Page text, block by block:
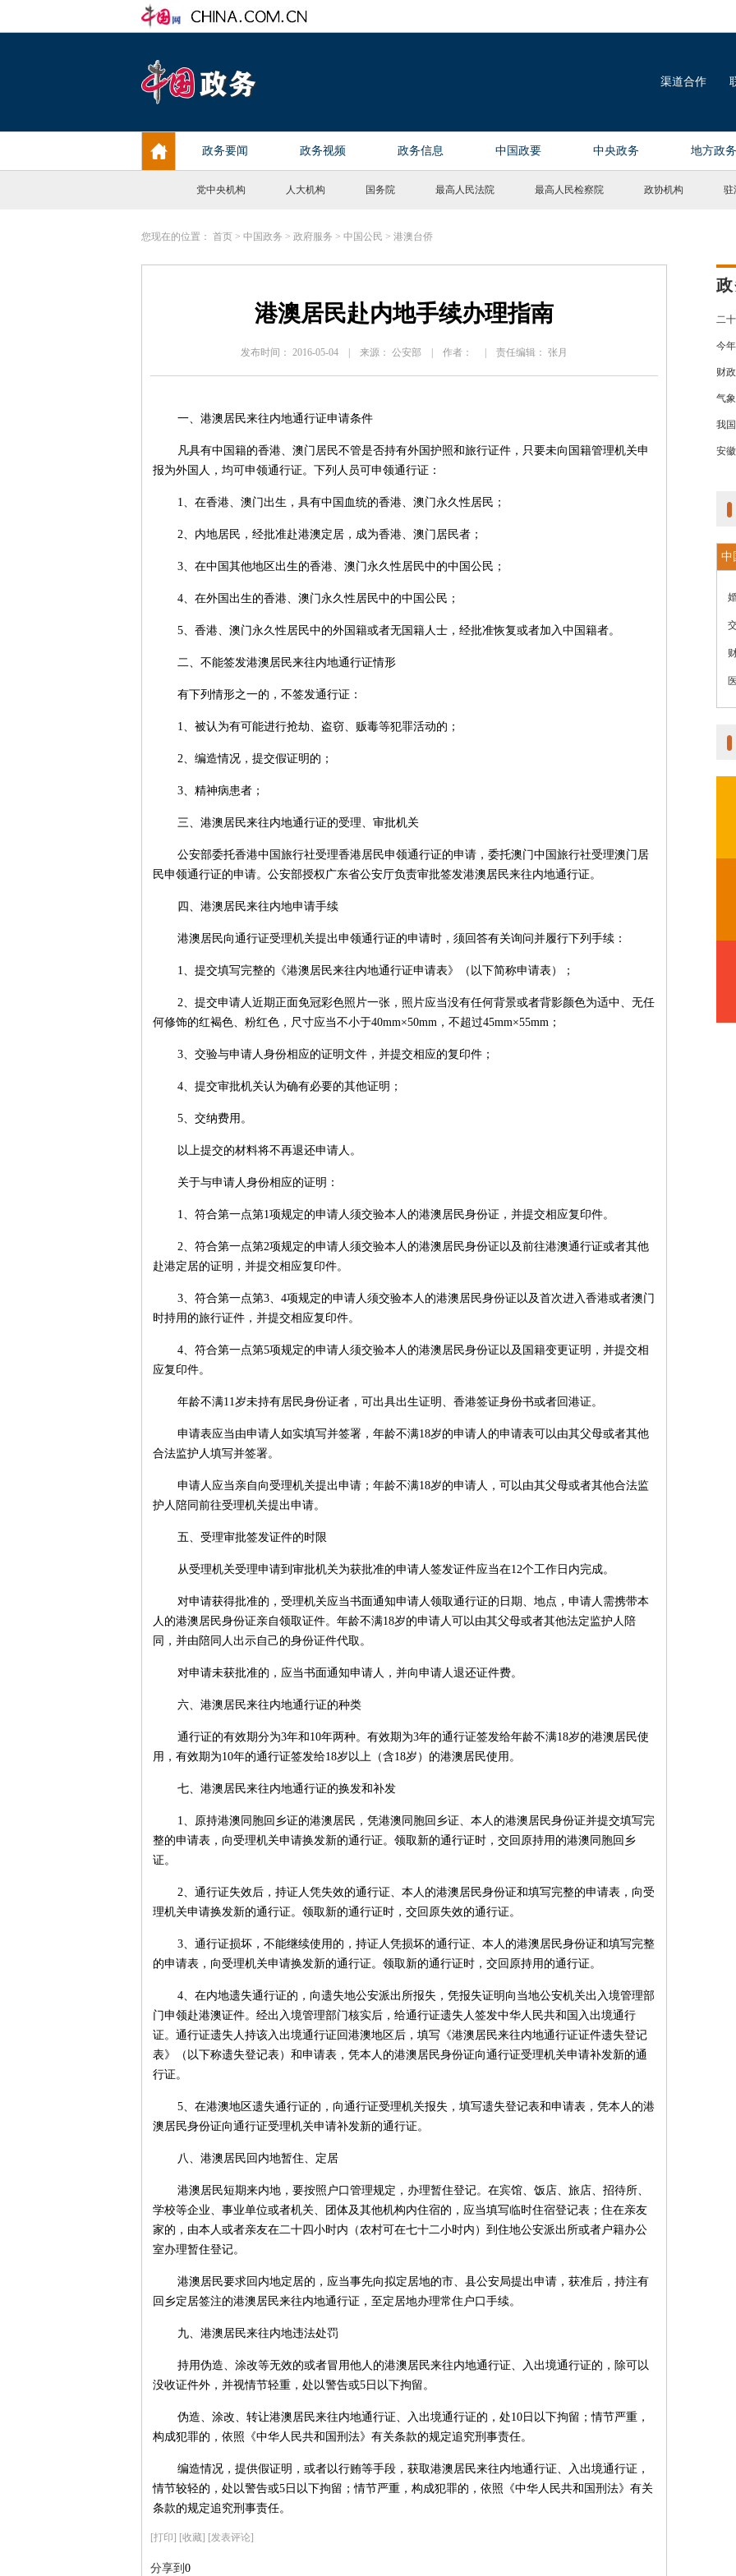
党中央机构 人大机构 国务院 最高人民法院 最高人民检察院 政协机构 驻
您现在的位置： 首页 > 中国政务 > 政府服务 > 中国公民 > 港澳台侨
港澳居民赴内地手续办理指南
发布时间： 2016-05-04 | 来源： 公安部 | 作者： | 责任编辑： 张月
一、港澳居民来往内地通行证申请条件
凡具有中国籍的香港、澳门居民不管是否持有外国护照和旅行证件，只要未向国籍管理机关申
报为外国人，均可申领通行证。下列人员可申领通行证：
1、在香港、澳门出生，具有中国血统的香港、澳门永久性居民；
2、内地居民，经批准赴港澳定居，成为香港、澳门居民者；
3、在中国其他地区出生的香港、澳门永久性居民中的中国公民；
4、在外国出生的香港、澳门永久性居民中的中国公民；
5、香港、澳门永久性居民中的外国籍或者无国籍人士，经批准恢复或者加入中国籍者。
二、不能签发港澳居民来往内地通行证情形
有下列情形之一的，不签发通行证：
1、被认为有可能进行抢劫、盗窃、贩毒等犯罪活动的；
2、编造情况，提交假证明的；
3、精神病患者；
三、港澳居民来往内地通行证的受理、审批机关
公安部委托香港中国旅行社受理香港居民申领通行证的申请，委托澳门中国旅行社受理澳门居
民申领通行证的申请。公安部授权广东省公安厅负责审批签发港澳居民来往内地通行证。
四、港澳居民来往内地申请手续
港澳居民向通行证受理机关提出申领通行证的申请时，须回答有关询问并履行下列手续：
1、提交填写完整的《港澳居民来往内地通行证申请表》（以下简称申请表）；
2、提交申请人近期正面免冠彩色照片一张，照片应当没有任何背景或者背影颜色为适中、无任
何修饰的红褐色、粉红色，尺寸应当不小于40mm×50mm，不超过45mm×55mm；
3、交验与申请人身份相应的证明文件，并提交相应的复印件；
4、提交审批机关认为确有必要的其他证明；
5、交纳费用。
以上提交的材料将不再退还申请人。
关于与申请人身份相应的证明：
1、符合第一点第1项规定的申请人须交验本人的港澳居民身份证，并提交相应复印件。
2、符合第一点第2项规定的申请人须交验本人的港澳居民身份证以及前往港澳通行证或者其他
赴港定居的证明，并提交相应复印件。
3、符合第一点第3、4项规定的申请人须交验本人的港澳居民身份证以及首次进入香港或者澳门
时持用的旅行证件，并提交相应复印件。
4、符合第一点第5项规定的申请人须交验本人的港澳居民身份证以及国籍变更证明，并提交相
应复印件。
年龄不满11岁未持有居民身份证者，可出具出生证明、香港签证身份书或者回港证。
申请表应当由申请人如实填写并签署，年龄不满18岁的申请人的申请表可以由其父母或者其他
合法监护人填写并签署。
申请人应当亲自向受理机关提出申请；年龄不满18岁的申请人，可以由其父母或者其他合法监
护人陪同前往受理机关提出申请。
五、受理审批签发证件的时限
从受理机关受理申请到审批机关为获批准的申请人签发证件应当在12个工作日内完成。
对申请获得批准的，受理机关应当书面通知申请人领取通行证的日期、地点，申请人需携带本
人的港澳居民身份证亲自领取证件。年龄不满18岁的申请人可以由其父母或者其他法定监护人陪
同，并由陪同人出示自己的身份证件代取。
对申请未获批准的，应当书面通知申请人，并向申请人退还证件费。
六、港澳居民来往内地通行证的种类
通行证的有效期分为3年和10年两种。有效期为3年的通行证签发给年龄不满18岁的港澳居民使
用，有效期为10年的通行证签发给18岁以上（含18岁）的港澳居民使用。
七、港澳居民来往内地通行证的换发和补发
1、原持港澳同胞回乡证的港澳居民，凭港澳同胞回乡证、本人的港澳居民身份证并提交填写完
整的申请表，向受理机关申请换发新的通行证。领取新的通行证时，交回原持用的港澳同胞回乡
证。
2、通行证失效后，持证人凭失效的通行证、本人的港澳居民身份证和填写完整的申请表，向受
理机关申请换发新的通行证。领取新的通行证时，交回原失效的通行证。
3、通行证损坏，不能继续使用的，持证人凭损坏的通行证、本人的港澳居民身份证和填写完整
的申请表，向受理机关申请换发新的通行证。领取新的通行证时，交回原持用的通行证。
4、在内地遗失通行证的，向遗失地公安派出所报失，凭报失证明向当地公安机关出入境管理部
门申领赴港澳证件。经出入境管理部门核实后，给通行证遗失人签发中华人民共和国入出境通行
证。通行证遗失人持该入出境通行证回港澳地区后，填写《港澳居民来往内地通行证证件遗失登记
表》（以下称遗失登记表）和申请表，凭本人的港澳居民身份证向通行证受理机关申请补发新的通
行证。
5、在港澳地区遗失通行证的，向通行证受理机关报失，填写遗失登记表和申请表，凭本人的港
澳居民身份证向通行证受理机关申请补发新的通行证。
八、港澳居民回内地暂住、定居
港澳居民短期来内地，要按照户口管理规定，办理暂住登记。在宾馆、饭店、旅店、招待所、
学校等企业、事业单位或者机关、团体及其他机构内住宿的，应当填写临时住宿登记表；住在亲友
家的，由本人或者亲友在二十四小时内（农村可在七十二小时内）到住地公安派出所或者户籍办公
室办理暂住登记。
港澳居民要求回内地定居的，应当事先向拟定居地的市、县公安局提出申请，获准后，持注有
回乡定居签注的港澳居民来往内地通行证，至定居地办理常住户口手续。
九、港澳居民来往内地违法处罚
持用伪造、涂改等无效的或者冒用他人的港澳居民来往内地通行证、入出境通行证的，除可以
没收证件外，并视情节轻重，处以警告或5日以下拘留。
伪造、涂改、转让港澳居民来往内地通行证、入出境通行证的，处10日以下拘留；情节严重，
构成犯罪的，依照《中华人民共和国刑法》有关条款的规定追究刑事责任。
编造情况，提供假证明，或者以行贿等手段，获取港澳居民来往内地通行证、入出境通行证，
情节较轻的，处以警告或5日以下拘留；情节严重，构成犯罪的，依照《中华人民共和国刑法》有关
条款的规定追究刑事责任。
[打印] [收藏] [发表评论]
分享到 0
二
今
财
气
我
安
中